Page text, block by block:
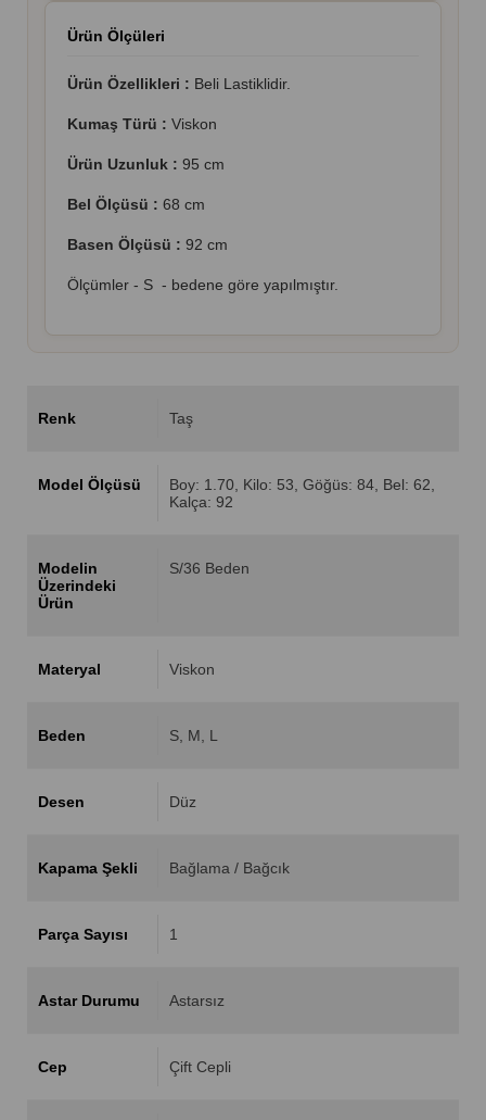
Ürün Ölçüleri
Ürün Özellikleri : Beli Lastiklidir.
Kumaş Türü : Viskon
Ürün Uzunluk : 95 cm
Bel Ölçüsü : 68 cm
Basen Ölçüsü : 92 cm
Ölçümler - S - bedene göre yapılmıştır.
Renk Taş
Model Ölçüsü
Boy: 1.70, Kilo: 53, Göğüs: 84, Bel: 62,
Kalça: 92
Modelin
Üzerindeki
Ürün
S/36 Beden
Materyal Viskon
Beden S M L
Desen Düz
Kapama Şekli Bağlama / Bağcık
Parça Sayısı 1
Astar Durumu Astarsız
Cep Çift Cepli